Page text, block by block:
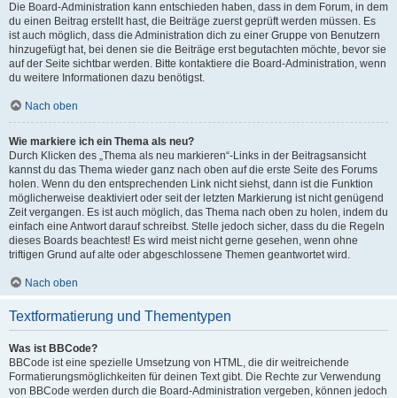
Die Board-Administration kann entschieden haben, dass in dem Forum, in dem
du einen Beitrag erstellt hast, die Beiträge zuerst geprüft werden müssen. Es
ist auch möglich, dass die Administration dich zu einer Gruppe von Benutzern
hinzugefügt hat, bei denen sie die Beiträge erst begutachten möchte, bevor sie
auf der Seite sichtbar werden. Bitte kontaktiere die Board-Administration, wenn
du weitere Informationen dazu benötigst.
Nach oben
Wie markiere ich ein Thema als neu?
Durch Klicken des „Thema als neu markieren“-Links in der Beitragsansicht
kannst du das Thema wieder ganz nach oben auf die erste Seite des Forums
holen. Wenn du den entsprechenden Link nicht siehst, dann ist die Funktion
möglicherweise deaktiviert oder seit der letzten Markierung ist nicht genügend
Zeit vergangen. Es ist auch möglich, das Thema nach oben zu holen, indem du
einfach eine Antwort darauf schreibst. Stelle jedoch sicher, dass du die Regeln
dieses Boards beachtest! Es wird meist nicht gerne gesehen, wenn ohne
triftigen Grund auf alte oder abgeschlossene Themen geantwortet wird.
Nach oben
Textformatierung und Thementypen
Was ist BBCode?
BBCode ist eine spezielle Umsetzung von HTML, die dir weitreichende
Formatierungsmöglichkeiten für deinen Text gibt. Die Rechte zur Verwendung
von BBCode werden durch die Board-Administration vergeben, können jedoch